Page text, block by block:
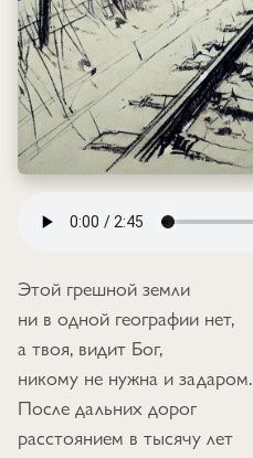
Этой грешной земли
ни в одной географии нет,
а твоя, видит Бог,
никому не нужна и задаром.
После дальних дорог
расстоянием в тысячу лет